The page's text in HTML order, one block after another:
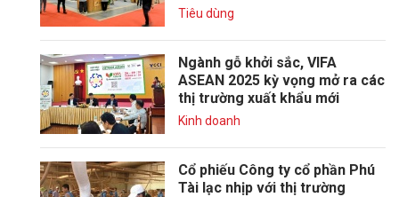
Tiêu dùng
Ngành gỗ khởi sắc, VIFA
ASEAN 2025 kỳ vọng mở ra các
thị trường xuất khẩu mới
Kinh doanh
Cổ phiếu Công ty cổ phần Phú
Tài lạc nhịp với thị trường